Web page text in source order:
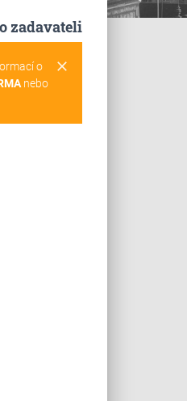
zadavateli
clear
o
nebo